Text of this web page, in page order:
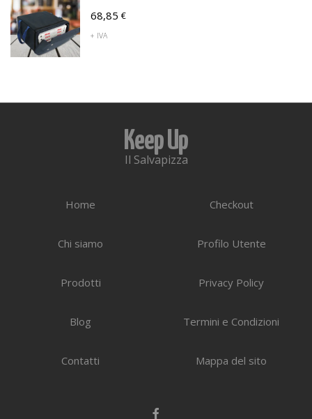
68,85 €
+ IVA
Keep Up
Il Salvapizza
Home
Chi siamo
Prodotti
Blog
Contatti
Checkout
Profilo Utente
Privacy Policy
Termini e Condizioni
Mappa del sito